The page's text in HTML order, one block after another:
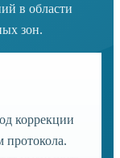
в области
зон.
коррекции